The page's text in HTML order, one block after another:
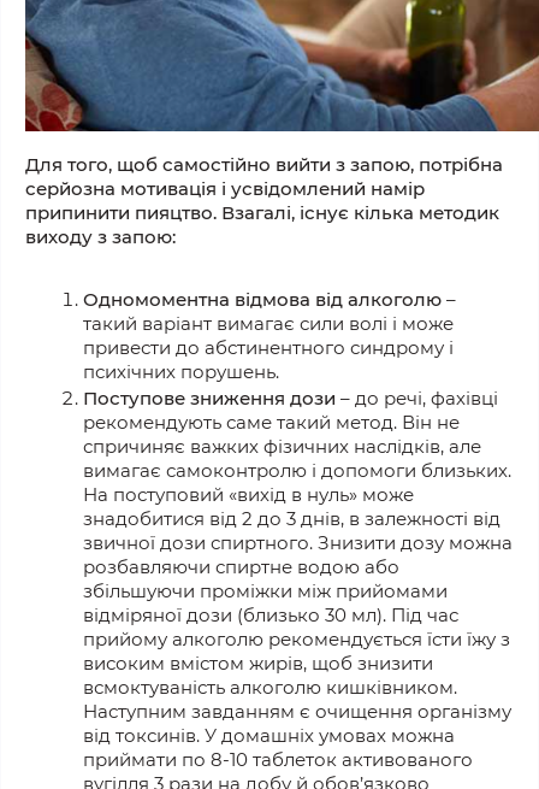
Для того, щоб самостійно вийти з запою, потрібна
серйозна мотивація і усвідомлений намір
припинити пияцтво. Взагалі, існує кілька методик
виходу з запою:
Одномоментна відмова від алкоголю –
такий варіант вимагає сили волі і може
привести до абстинентного синдрому і
психічних порушень.
Поступове зниження дози – до речі, фахівці
рекомендують саме такий метод. Він не
спричиняє важких фізичних наслідків, але
вимагає самоконтролю і допомоги близьких.
На поступовий «вихід в нуль» може
знадобитися від 2 до 3 днів, в залежності від
звичної дози спиртного. Знизити дозу можна
розбавляючи спиртне водою або
збільшуючи проміжки між прийомами
відміряної дози (близько 30 мл). Під час
прийому алкоголю рекомендується їсти їжу з
високим вмістом жирів, щоб знизити
всмоктуваність алкоголю кишківником.
Наступним завданням є очищення організму
від токсинів. У домашніх умовах можна
приймати по 8-10 таблеток активованого
вугілля 3 рази на добу й обов’язково